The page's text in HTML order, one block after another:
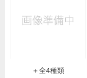
＋全4種類